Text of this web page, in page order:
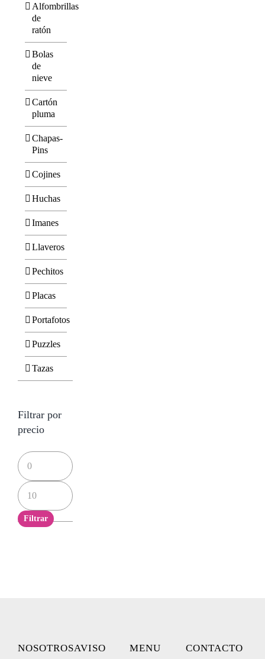
Alfombrillas
de
ratón
Bolas
de
nieve
Cartón
pluma
Chapas-
Pins
Cojines
Huchas
Imanes
Llaveros
Pechitos
Placas
Portafotos
Puzzles
Tazas
Filtrar por
precio
Precio
mínimo
Precio
máximo
Filtrar
NOSOTROSAVISO
MENU CONTACTO